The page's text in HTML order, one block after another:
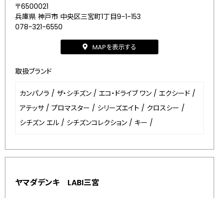
〒6500021
兵庫県 神戸市 中央区三宮町1丁目9-1-153
078-321-6550
MAPを表示する
取扱ブランド
カンパノラ / ザ・シチズン / エコ・ドライブ ワン / エクシード /
アテッサ / プロマスター / シリーズエイト / クロスシー /
シチズン エル / シチズンコレクション / キー /
ヤマダデンキ LABI三宮